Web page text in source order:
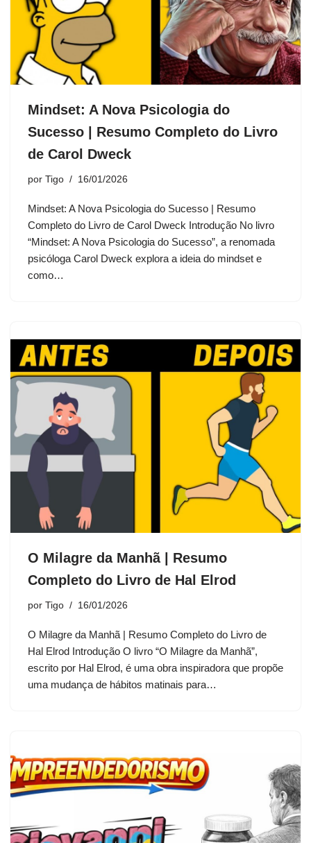
Mindset: A Nova Psicologia do
Sucesso | Resumo Completo do Livro
de Carol Dweck
por Tigo 16/01/2026
Mindset: A Nova Psicologia do Sucesso | Resumo
Completo do Livro de Carol Dweck Introdução No livro
“Mindset: A Nova Psicologia do Sucesso”, a renomada
psicóloga Carol Dweck explora a ideia do mindset e
como…
O Milagre da Manhã | Resumo
Completo do Livro de Hal Elrod
por Tigo 16/01/2026
O Milagre da Manhã | Resumo Completo do Livro de
Hal Elrod Introdução O livro “O Milagre da Manhã”,
escrito por Hal Elrod, é uma obra inspiradora que propõe
uma mudança de hábitos matinais para…